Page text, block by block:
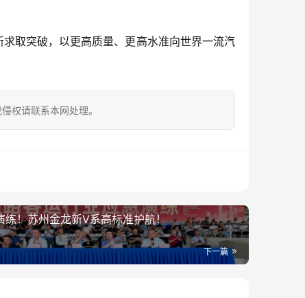
取突破，以更高质量、更高水准向世界一流汽
权请联系本网处理。
！苏州金龙新V系高标准护航！
下一篇